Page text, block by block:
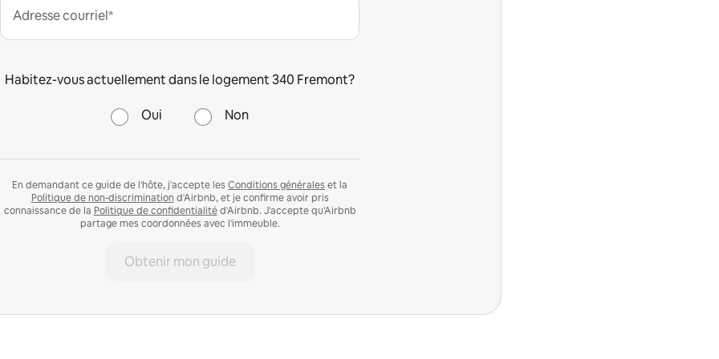
Adresse courriel*
Habitez-vous actuellement dans le logement 340 Fremont?
Oui Non
En demandant ce guide de l'hôte, j'accepte les Conditions générales et la
Politique de non-discrimination d'Airbnb, et je confirme avoir pris
connaissance de la Politique de confidentialitéd'Airbnb. J'accepte qu'Airbnb
partage mes coordonnées avec l'immeuble.
Obtenir mon guide